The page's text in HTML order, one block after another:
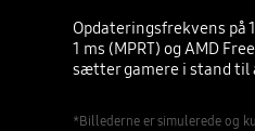
Opdateringsfrekvens på
1 ms (MPRT) og AMD
sætter gamere i stand til
*Billederne er simulerede og